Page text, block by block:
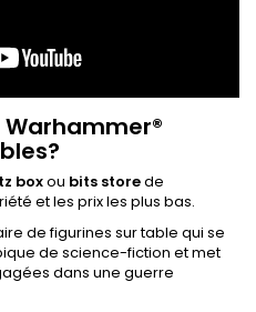
boxou bits storede
et les prix les plus bas.
de figurines sur table qui se
de science-fiction et met
dans une guerre